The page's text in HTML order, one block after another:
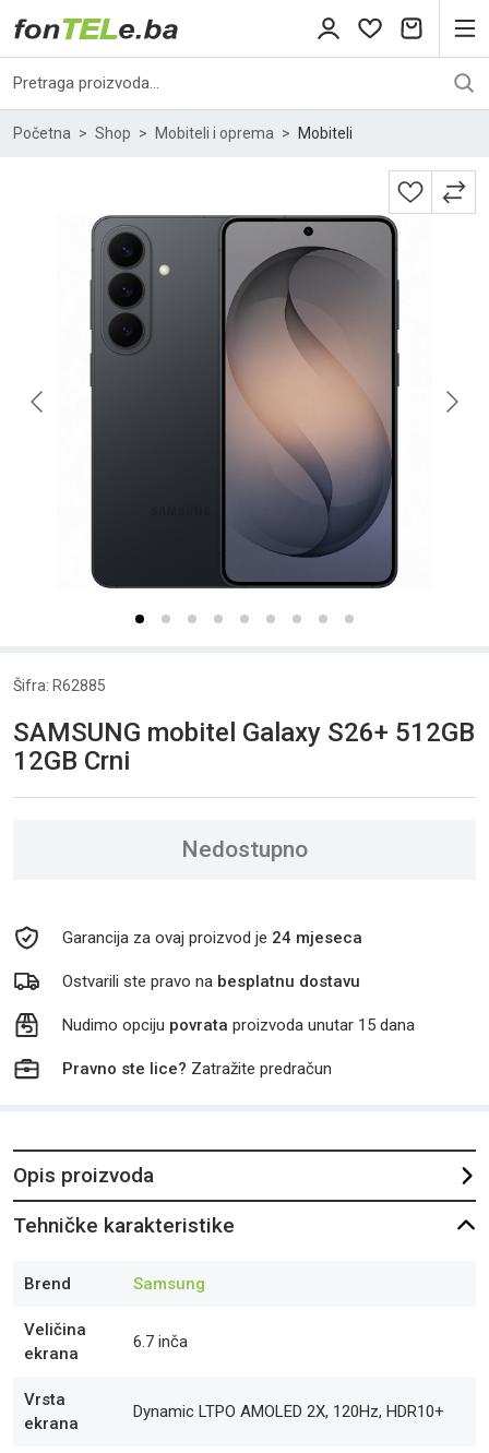
Početna Shop Mobiteli i oprema Mobiteli
Šifra: R62885
SAMSUNG mobitel Galaxy S26+ 512GB
12GB Crni
Nedostupno
Garancija za ovaj proizvod je 24 mjeseca
Ostvarili ste pravo na besplatnu dostavu
Nudimo opciju povrata proizvoda unutar 15 dana
Pravno ste lice? Zatražite predračun
Opis proizvoda
Tehničke karakteristike
Brend Samsung
Veličina
ekrana
6.7 inča
Vrsta
ekrana
Dynamic LTPO AMOLED 2X, 120Hz, HDR10+